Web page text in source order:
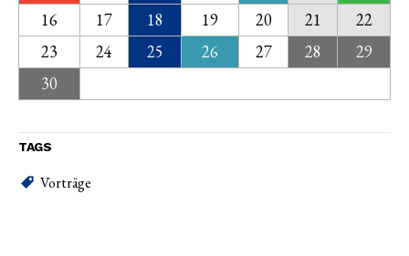
16
17 18 19 20 21
22
23
24 25 26 27 28
29
30
TAGS
Vorträge